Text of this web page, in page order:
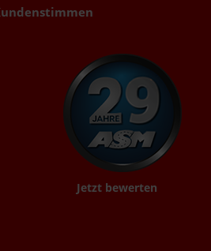
Jetzt bewerten